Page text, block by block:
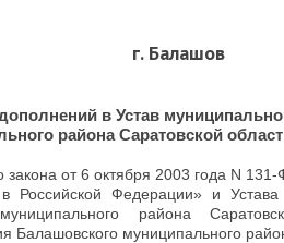
г. Балашов
в Устав
района Саратовской
от 6 октября 2003 года N
Российской Федерации» и
района
Балашовского муниципального